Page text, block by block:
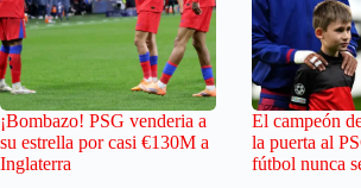
¡Bombazo! PSG venderia a
su estrella por casi €130M a
Inglaterra
El campeón
la puerta al
fútbol nunca